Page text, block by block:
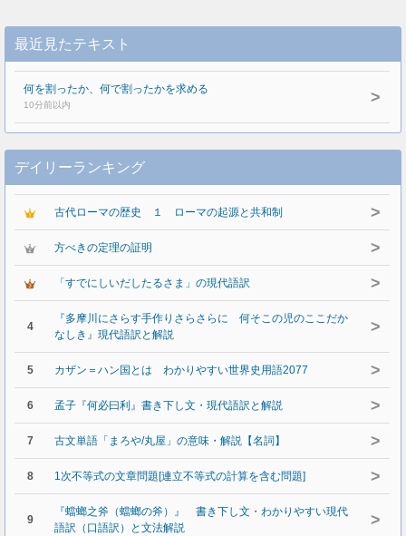
最近見たテキスト
何を割ったか、何で割ったかを求める
10分前以内 >
デイリーランキング
古代ローマの歴史 １ ローマの起源と共和制 >
方べきの定理の証明 >
「すでにしいだしたるさま」の現代語訳 >
4
『多摩川にさらす手作りさらさらに 何そこの児のここだか
なしき』現代語訳と解説
>
5 カザン＝ハン国とは わかりやすい世界史用語2077 >
6 孟子『何必曰利』書き下し文・現代語訳と解説 >
7 古文単語「まろや/丸屋」の意味・解説【名詞】 >
8 1次不等式の文章問題[連立不等式の計算を含む問題] >
9
『蟷螂之斧（蟷螂の斧）』 書き下し文・わかりやすい現代
語訳（口語訳）と文法解説
>